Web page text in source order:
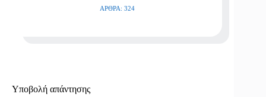
ΆΡΘΡΑ: 324
Υποβολή απάντησης